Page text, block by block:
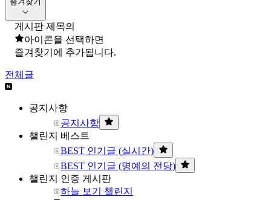
게시판 제목의
아이콘을 선택하면
즐겨찾기에 추가됩니다.
전체글
공지사항
공지사항
챌린지 베스트
BEST 인기글 (실시간)
BEST 인기글 (명예의 전당)
챌린지 인증 게시판
하늘 보기 챌린지